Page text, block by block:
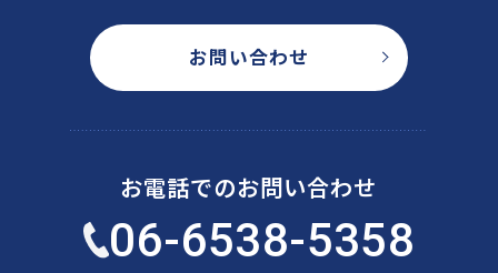
お問い合わせ
お電話でのお問い合わせ
06-6538-5358